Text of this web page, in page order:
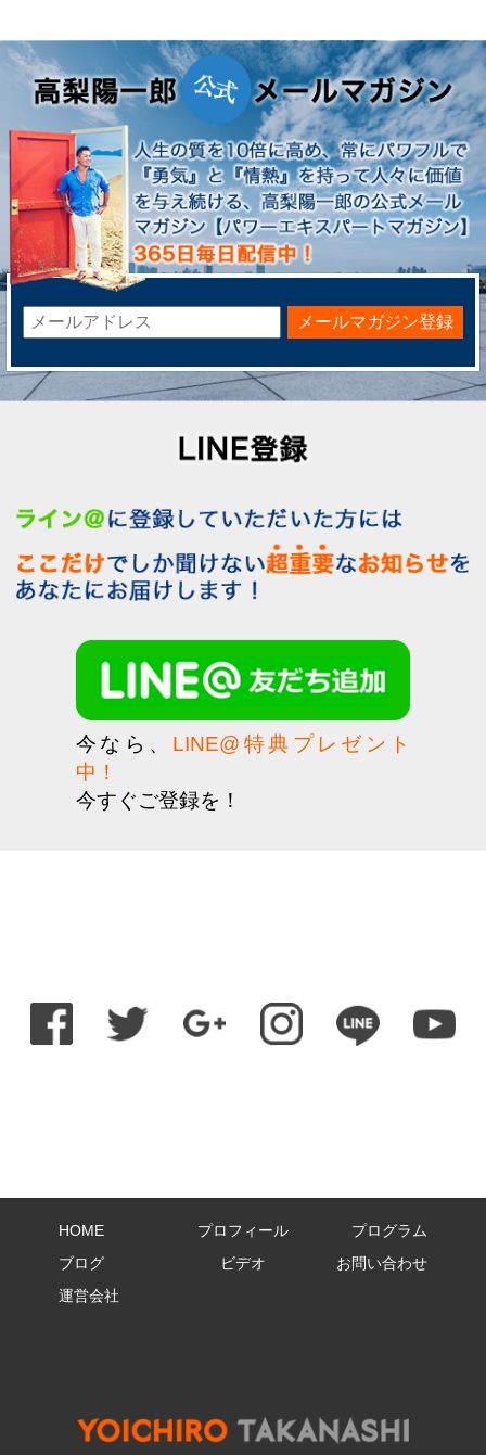
メールマガジン登録
今なら、 LINE@特典プレゼント
中！
今すぐご登録を！
HOME プロフィール
プログラム
ブログ
ビデオ
お問い合わせ
運営会社